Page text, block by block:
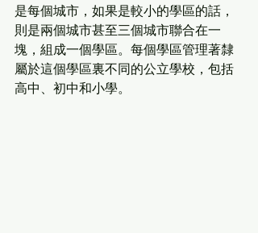
是每個城市，如果是較小的學區的話，
則是兩個城市甚至三個城市聯合在一
塊，組成一個學區。每個學區管理著隸
屬於這個學區裏不同的公立學校，包括
高中、初中和小學。